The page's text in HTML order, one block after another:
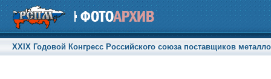
XXIX Годовой Конгресс Российского союза поставщиков